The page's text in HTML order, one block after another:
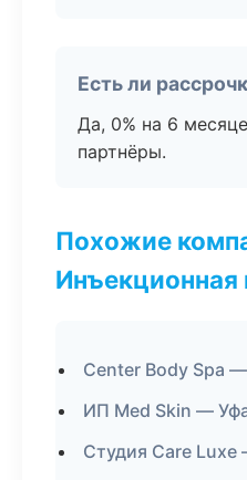
Есть ли
Да, 0% на 6
партнёры.
Похожие
Инъекционная
Center Body Spa
ИП Med Skin —
Студия Care